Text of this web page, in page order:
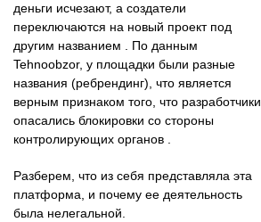
деньги исчезают, а создатели
переключаются на новый проект под
другим названием . По данным
Tehnoobzor, у площадки были разные
названия (ребрендинг), что является
верным признаком того, что разработчики
опасались блокировки со стороны
контролирующих органов .
Разберем, что из себя представляла эта
платформа, и почему ее деятельность
была нелегальной.